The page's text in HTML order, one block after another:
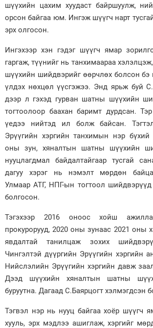
шүүхийн цахим хуудаст байршуулж,
орсон байгаа юм. Ингэж шүүгч нарт
эрх олгосон.
Ингэхээр хэн гэдэг шүүгч ямар
гаргаж, түүнийг нь танхимаараа
шүүхийн шийдвэрийг өөрчлөх болсон бэ
үлдэх нөхцөл үүсгэжээ. Энд ярьж буй
дээр л гэхэд гурван шатны шүүхийн
тогтоолоор баахан баримт дурдсан.
үедээ нийтэд ил болж байсан.
Эрүүгийн хэргийн танхимын нэр бүхий
оны зун, хяналтын шатны шүүхийн
нууцлагдмал байдалтайгаар тусгай
дагуу хэрэг нь нэмэлт мөрдөн
Улмаар АТГ, НПГ-ын тогтоол шийдвэрүүд
болгосон.
Тэгэхээр 2016 оноос хойш
прокурорууд, 2020 оны зунаас 2021 оны
явдалтай танилцаж зохих
Чингэлтэй дүүргийн Эрүүгийн хэргийн
Нийслэлийн Эрүүгийн хэргийн давж
Дээд шүүхийн хяналтын шатны
буруутна. Дагаад С.Баярцогт хэлмэгдсэн
Тэгвэл нэр нь нууц байгаа хоёр шүүгч
хууль, эрх мэдлээ ашиглаж, хэргийг